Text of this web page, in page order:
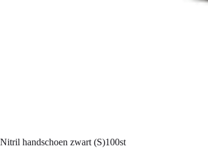
Nitril handschoen zwart (S)100st